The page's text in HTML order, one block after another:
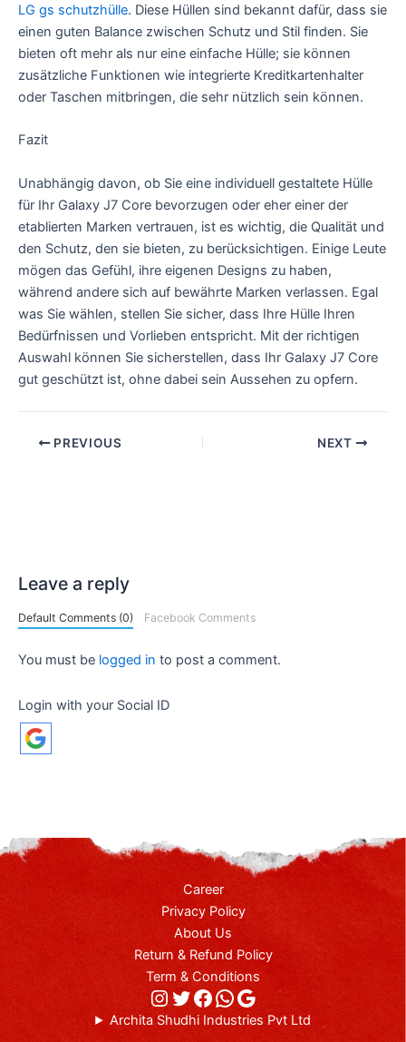
LG gs schutzhülle. Diese Hüllen sind bekannt dafür, dass sie
einen guten Balance zwischen Schutz und Stil finden. Sie
bieten oft mehr als nur eine einfache Hülle; sie können
zusätzliche Funktionen wie integrierte Kreditkartenhalter
oder Taschen mitbringen, die sehr nützlich sein können.
Fazit
Unabhängig davon, ob Sie eine individuell gestaltete Hülle
für Ihr Galaxy J7 Core bevorzugen oder eher einer der
etablierten Marken vertrauen, ist es wichtig, die Qualität und
den Schutz, den sie bieten, zu berücksichtigen. Einige Leute
mögen das Gefühl, ihre eigenen Designs zu haben,
während andere sich auf bewährte Marken verlassen. Egal
was Sie wählen, stellen Sie sicher, dass Ihre Hülle Ihren
Bedürfnissen und Vorlieben entspricht. Mit der richtigen
Auswahl können Sie sicherstellen, dass Ihr Galaxy J7 Core
gut geschützt ist, ohne dabei sein Aussehen zu opfern.
PREVIOUS NEXT
Leave a reply
Default Comments (0) Facebook Comments
You must be logged in to post a comment.
Login with your Social ID
Career
Privacy Policy
About Us
Return & Refund Policy
Term & Conditions
Archita Shudhi Industries Pvt Ltd